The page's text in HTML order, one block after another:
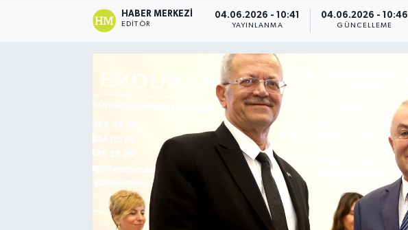
HABER MERKEZI
EDITÖR
04.06.2026 - 10:41
YAYINLANMA
04.06.2026 - 10:46
GÜNCELLEME